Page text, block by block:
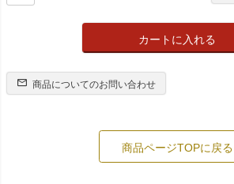
カートに入れる
商品についてのお問い合わせ
商品ページTOPに戻る